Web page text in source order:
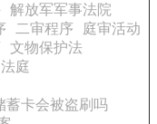
解放军军事法院
二审程序
庭审活动
文物保护法
法庭
蓄卡会被盗刷吗